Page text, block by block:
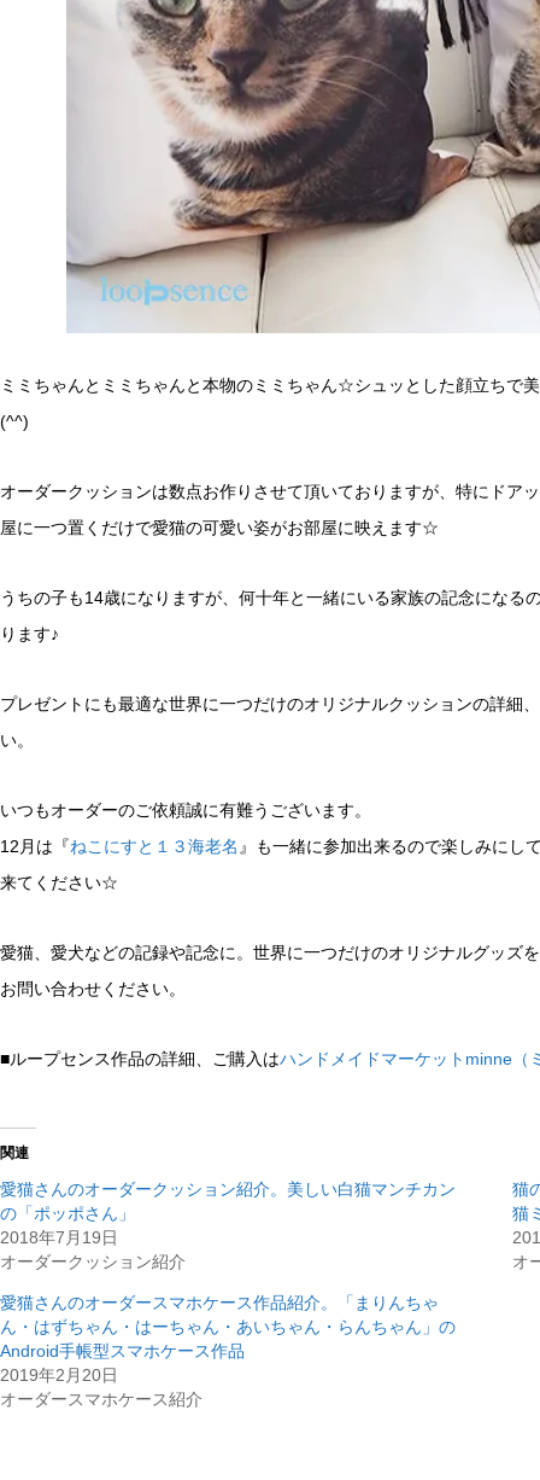
ミミちゃんとミミちゃんと本物のミミちゃん☆シュッとした顔立ちで
(^^)
オーダークッションは数点お作りさせて頂いておりますが、特にドア
屋に一つ置くだけで愛猫の可愛い姿がお部屋に映えます☆
うちの子も14歳になりますが、何十年と一緒にいる家族の記念にな
ります♪
プレゼントにも最適な世界に一つだけのオリジナルクッションの詳細
い。
いつもオーダーのご依頼誠に有難うございます。
12月は『ねこにすと１３海老名 』も一緒に参加出来るので楽しみにし
来てください☆
愛猫、愛犬などの記録や記念に。世界に一つだけのオリジナルグッズ
お問い合わせください。
■ループセンス作品の詳細、ご購入はハンドメイドマーケットminne（
関連
愛猫さんのオーダークッション紹介。美しい白猫マンチカン
の「ポッポさん」
2018年7月19日
オーダークッション紹介
猫
猫
オ
愛猫さんのオーダースマホケース作品紹介。「まりんちゃ
ん・はずちゃん・はーちゃん・あいちゃん・らんちゃん」の
Android手帳型スマホケース作品
2019年2月20日
オーダースマホケース紹介